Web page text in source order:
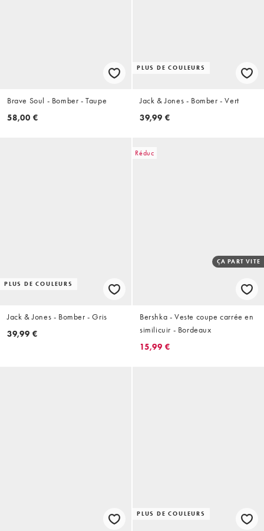
Brave Soul - Bomber - Taupe
58,00 €
PLUS DE COULEURS
Jack & Jones - Bomber - Vert
39,99 €
PLUS DE COULEURS
Jack & Jones - Bomber - Gris
39,99 €
Réduc
ÇA PART VITE
Bershka - Veste coupe carrée en
similicuir - Bordeaux
15,99 €
PLUS DE COULEURS